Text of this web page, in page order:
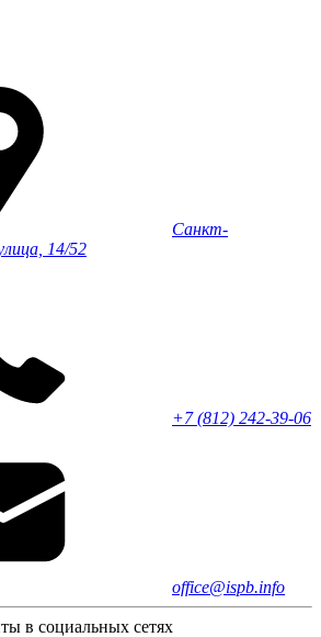
Санкт-
14/52
+7 (812) 242-39-06
office@ispb.info
в социальных сетях